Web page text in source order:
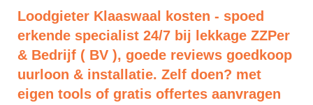
Loodgieter Klaaswaal kosten - spoed
erkende specialist 24/7 bij lekkage ZZPer
& Bedrijf ( BV ), goede reviews goedkoop
uurloon & installatie. Zelf doen? met
eigen tools of gratis offertes aanvragen